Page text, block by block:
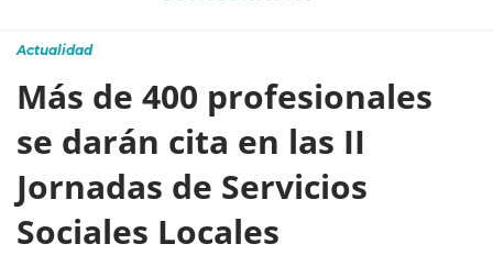
Actualidad
Más de 400 profesionales
se darán cita en las II
Jornadas de Servicios
Sociales Locales